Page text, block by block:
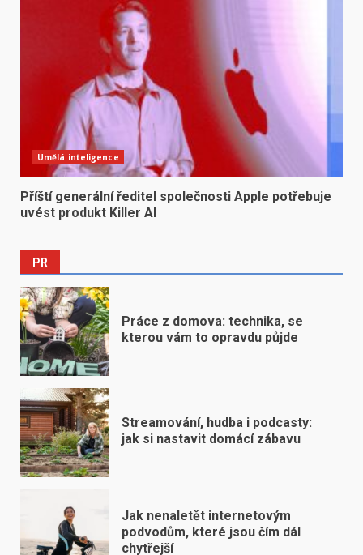
Umělá inteligence
Příští generální ředitel společnosti Apple potřebuje
uvést produkt Killer AI
PR
Práce z domova: technika, se
kterou vám to opravdu půjde
Streamování, hudba i podcasty:
jak si nastavit domácí zábavu
Jak nenaletět internetovým
podvodům, které jsou čím dál
chytřejší